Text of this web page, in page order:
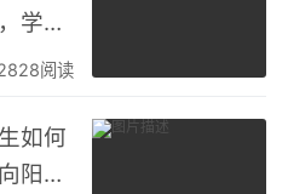
学校
阅读
如何
阳生